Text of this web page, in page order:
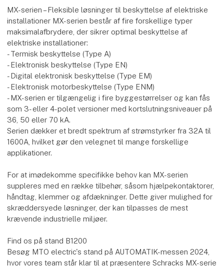
MX-serien – Fleksible løsninger til beskyttelse af elektriske
installationer MX-serien består af fire forskellige typer
maksimalafbrydere, der sikrer optimal beskyttelse af
elektriske installationer:
- Termisk beskyttelse (Type A)
- Elektronisk beskyttelse (Type EN)
- Digital elektronisk beskyttelse (Type EM)
- Elektronisk motorbeskyttelse (Type ENM)
- MX-serien er tilgængelig i fire byggestørrelser og kan fås
som 3- eller 4-polet versioner med kortslutningsniveauer på
36, 50 eller 70 kA.
Serien dækker et bredt spektrum af strømstyrker fra 32A til
1600A, hvilket gør den velegnet til mange forskellige
applikationer.
For at imødekomme specifikke behov kan MX-serien
suppleres med en række tilbehør, såsom hjælpekontaktorer,
håndtag, klemmer og afdækninger. Dette giver mulighed for
skræddersyede løsninger, der kan tilpasses de mest
krævende industrielle miljøer.
Find os på stand B1200
Besøg MTO electric's stand på AUTOMATIK-messen 2024,
hvor vores team står klar til at præsentere Schracks MX-serie